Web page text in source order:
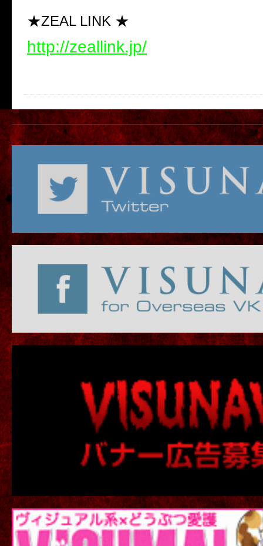
★ZEAL LINK ★
http://zeallink.jp/